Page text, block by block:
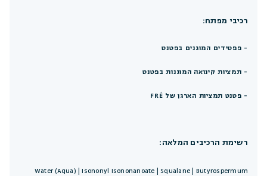
רכיבי מפתח:
- פפטידים המוגנים בפטנט
- תמציות קינואה המוגנות בפטנט
- פטנט תמציות הארגן של FRÉ
רשימת הרכיבים המלאה:
Water (Aqua) | Isononyl Isononanoate | Squalane | Butyrospermum